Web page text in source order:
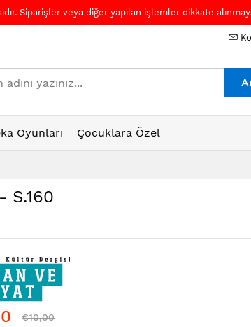
Siparişler veya diğer yapılan işlemler dikkate
Oyunları Çocuklara Özel
S.160
€10,00